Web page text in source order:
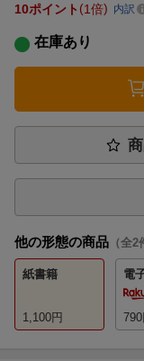
10ポイント 1倍 内訳
在庫あり
他の形態の商品 （全2
紙書籍
1,100円
電
790